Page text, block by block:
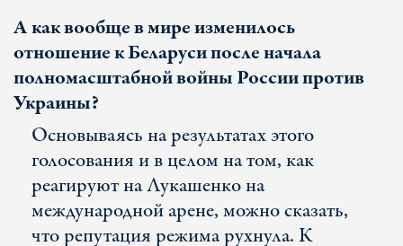
А как вообще в мире изменилось
отношение к Беларуси после начала
полномасштабной войны России против
Украины?
Основываясь на результатах этого
голосования и в целом на том, как
реагируют на Лукашенко на
международной арене, можно сказать,
что репутация режима рухнула. К